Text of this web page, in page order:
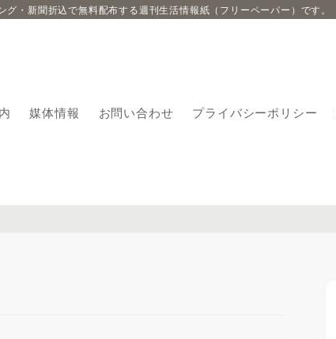
・新聞折込で無料配布する週刊生活情報紙（フリーペーパー）です。
媒体情報 お問い合わせ プライバシーポリシー